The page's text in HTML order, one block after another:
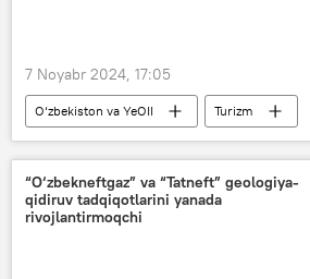
7 Noyabr 2024, 17:05
O‘zbekiston va YeOII
Turizm
YeOII
YeIK
tadbirkor
xizmat
“O‘zbekneftgaz” va “Tatneft” geologiya-
qidiruv tadqiqotlarini yanada
rivojlantirmoqchi